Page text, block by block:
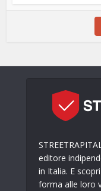
editore
in Italia. E
forma alle loro